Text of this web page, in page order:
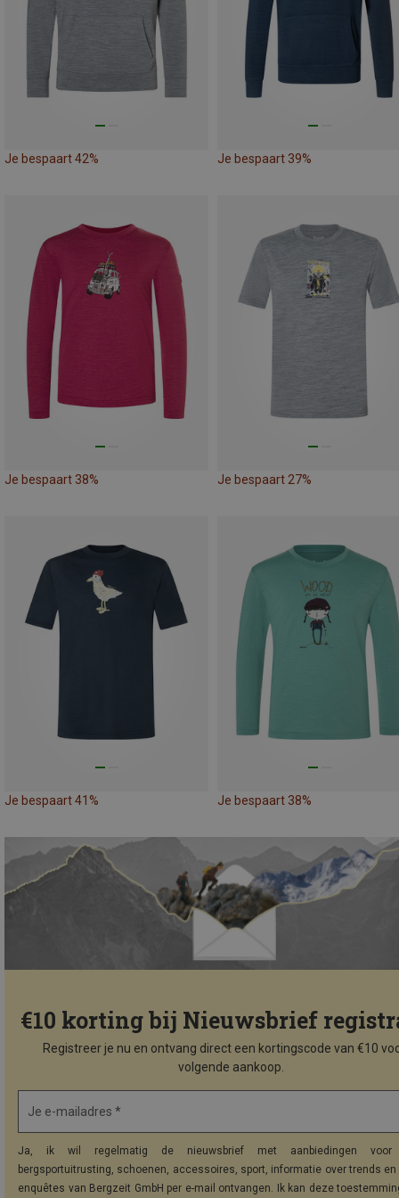
Je bespaart 42% Je bespaart 39%
Je bespaart 38% Je bespaart 27%
Je bespaart 41% Je bespaart 38%
€10 korting bij Nieuwsbrief
Registreer je nu en ontvang direct een kortingscode van €10
volgende aankoop.
Je e-mailadres *
Ja, ik wil regelmatig de nieuwsbrief met aanbiedingen voor
bergsportuitrusting, schoenen, accessoires, sport, informatie over trends
enquêtes van Bergzeit GmbH per e-mail ontvangen. Ik kan deze